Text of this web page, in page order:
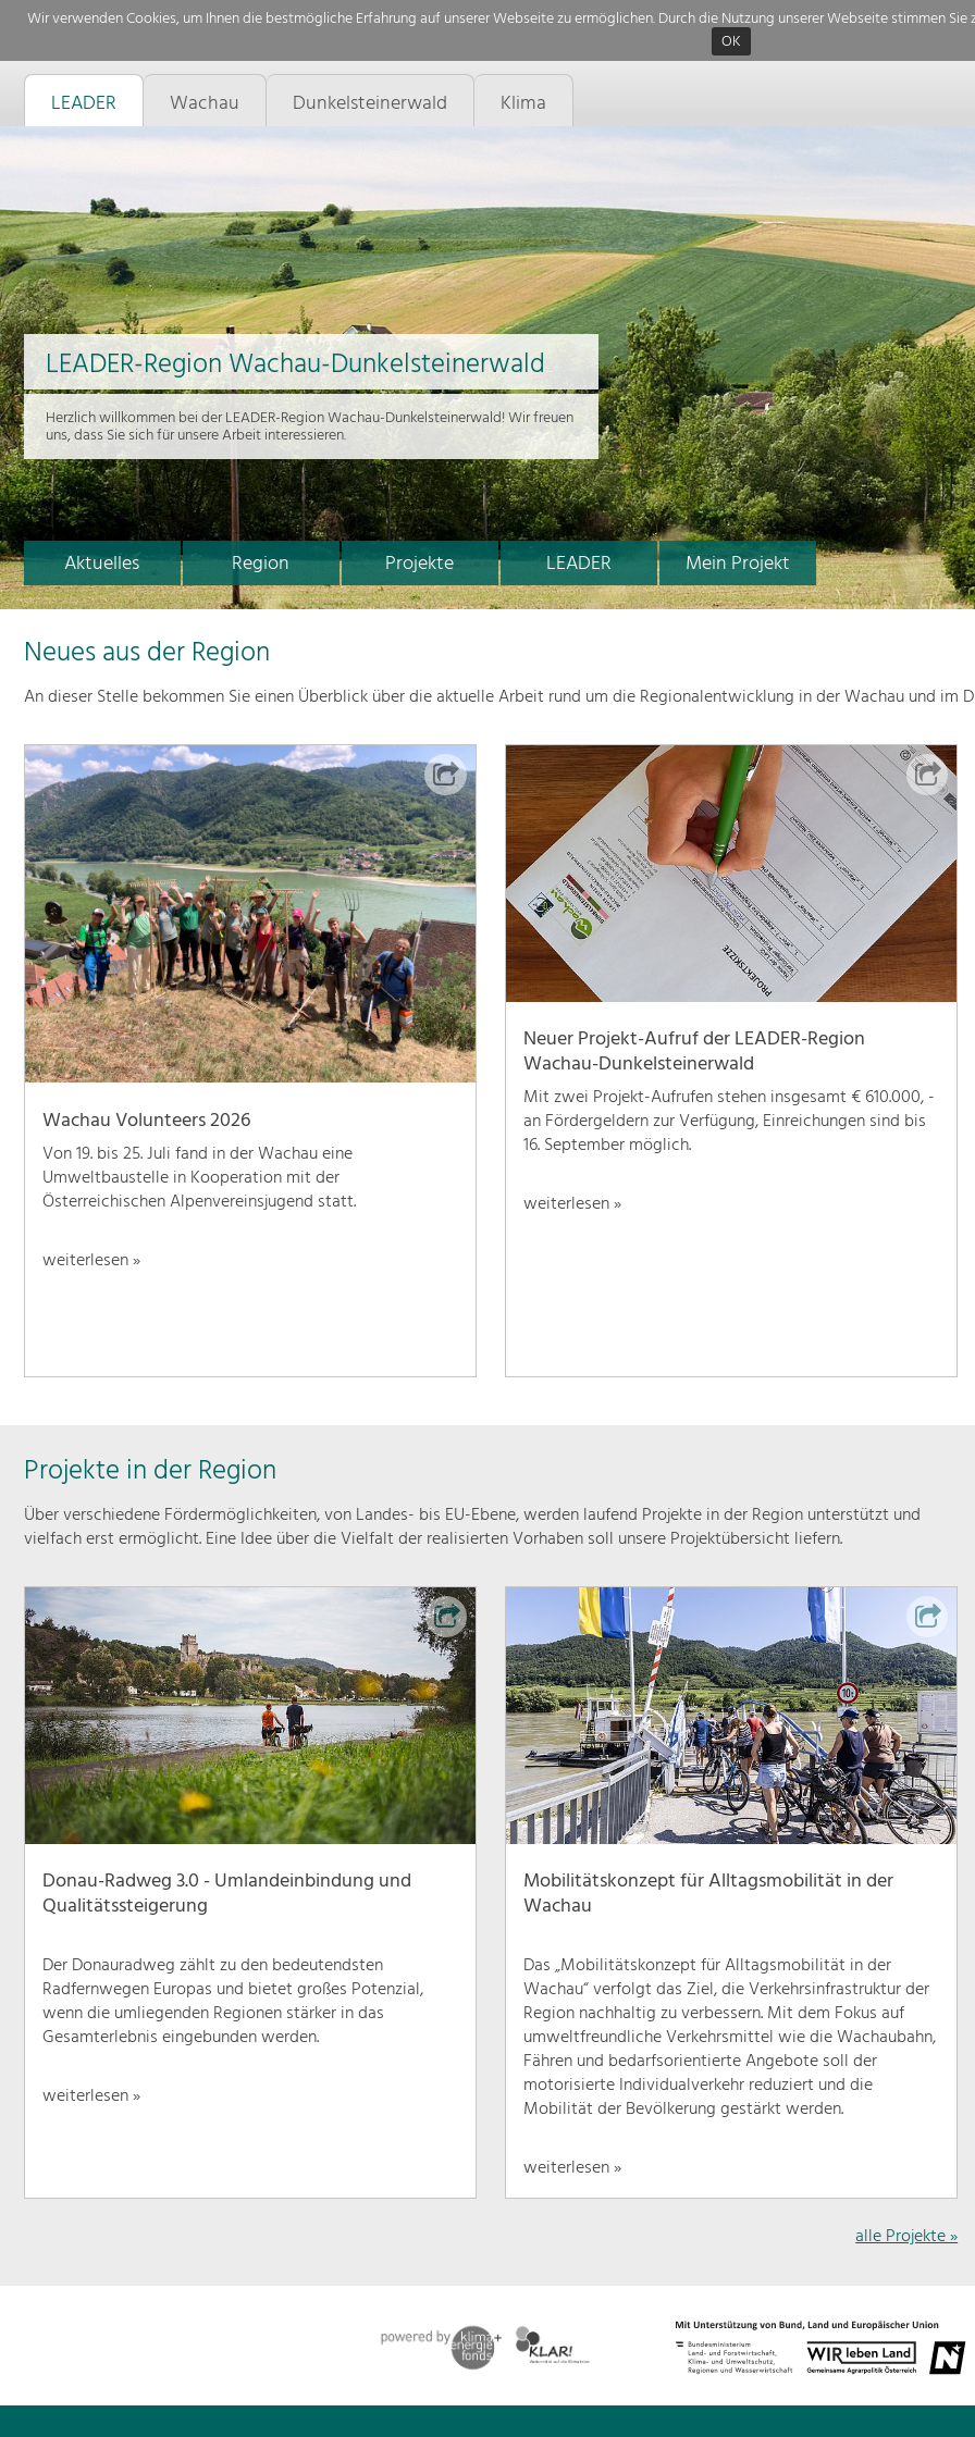
Wir verwenden Cookies, um Ihnen die bestmögliche Erfahrung auf unserer Webseite zu ermöglichen. Durch die Nutzung unserer Webseite stimmen
OK
LEADER Wachau Dunkelsteinerwald Klima
Aktuelles Region Projekte LEADER Mein Projekt
LEADER-Region Wachau-Dunkelsteinerwald
Herzlich willkommen bei der LEADER-Region Wachau-Dunkelsteinerwald! Wir freuen
uns, dass Sie sich für unsere Arbeit interessieren.
Neues aus der Region
An dieser Stelle bekommen Sie einen Überblick über die aktuelle Arbeit rund um die Regionalentwicklung in der Wachau und im
Wachau Volunteers 2026
Von 19. bis 25. Juli fand in der Wachau eine
Umweltbaustelle in Kooperation mit der
Österreichischen Alpenvereinsjugend statt.
weiterlesen »
Neuer Projekt-Aufruf der LEADER-Region
Wachau-Dunkelsteinerwald
Mit zwei Projekt-Aufrufen stehen insgesamt € 610.000, -
an Fördergeldern zur Verfügung, Einreichungen sind bis
16. September möglich.
weiterlesen »
Projekte in der Region
Über verschiedene Fördermöglichkeiten, von Landes- bis EU-Ebene, werden laufend Projekte in der Region unterstützt und
vielfach erst ermöglicht. Eine Idee über die Vielfalt der realisierten Vorhaben soll unsere Projektübersicht liefern.
Donau-Radweg 3.0 - Umlandeinbindung und
Qualitätssteigerung
Der Donauradweg zählt zu den bedeutendsten
Radfernwegen Europas und bietet großes Potenzial,
wenn die umliegenden Regionen stärker in das
Gesamterlebnis eingebunden werden.
weiterlesen »
Mobilitätskonzept für Alltagsmobilität in der
Wachau
Das „Mobilitätskonzept für Alltagsmobilität in der
Wachau“ verfolgt das Ziel, die Verkehrsinfrastruktur der
Region nachhaltig zu verbessern. Mit dem Fokus auf
umweltfreundliche Verkehrsmittel wie die Wachaubahn,
Fähren und bedarfsorientierte Angebote soll der
motorisierte Individualverkehr reduziert und die
Mobilität der Bevölkerung gestärkt werden.
weiterlesen »
alle Projekte »